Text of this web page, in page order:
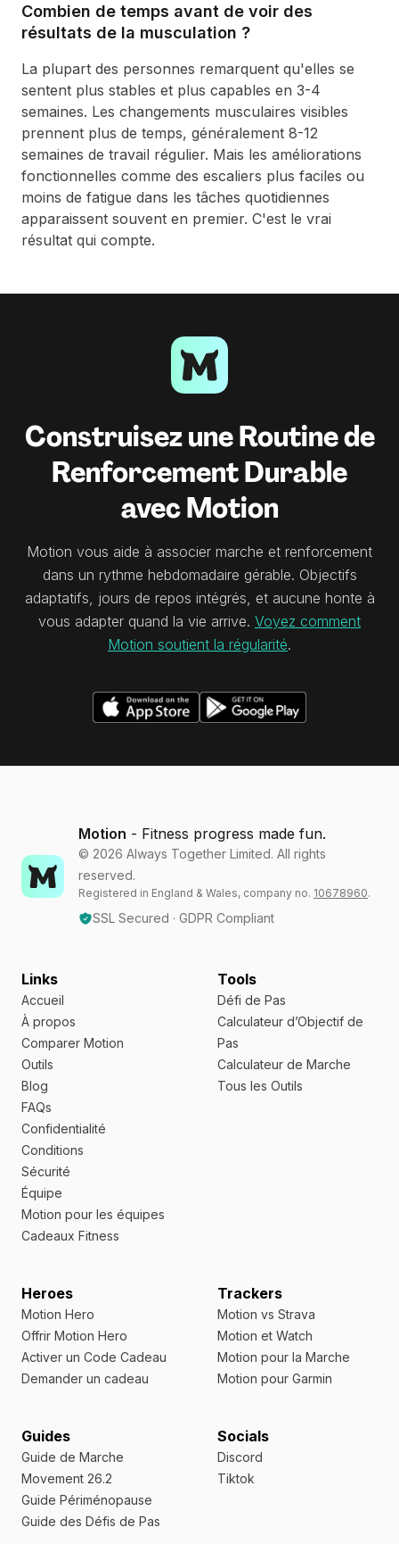
Combien de temps avant de voir des
résultats de la musculation ?
La plupart des personnes remarquent qu'elles se
sentent plus stables et plus capables en 3-4
semaines. Les changements musculaires visibles
prennent plus de temps, généralement 8-12
semaines de travail régulier. Mais les améliorations
fonctionnelles comme des escaliers plus faciles ou
moins de fatigue dans les tâches quotidiennes
apparaissent souvent en premier. C'est le vrai
résultat qui compte.
Construisez une Routine de
Renforcement Durable
avec Motion
Motion vous aide à associer marche et renforcement
dans un rythme hebdomadaire gérable. Objectifs
adaptatifs, jours de repos intégrés, et aucune honte à
vous adapter quand la vie arrive. Voyez comment
Motion soutient la régularité.
Motion - Fitness progress made fun.
© 2026 Always Together Limited. All rights
reserved.
Registered in England & Wales, company no. 10678960.
SSL Secured · GDPR Compliant
Links
Accueil
À propos
Comparer Motion
Outils
Blog
FAQs
Confidentialité
Conditions
Sécurité
Équipe
Motion pour les équipes
Cadeaux Fitness
Tools
Défi de Pas
Calculateur d’Objectif de
Pas
Calculateur de Marche
Tous les Outils
Heroes
Motion Hero
Offrir Motion Hero
Activer un Code Cadeau
Demander un cadeau
Trackers
Motion vs Strava
Motion et Watch
Motion pour la Marche
Motion pour Garmin
Guides
Guide de Marche
Movement 26.2
Guide Périménopause
Guide des Défis de Pas
Socials
Discord
Tiktok